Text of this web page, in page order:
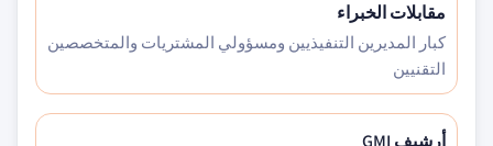
مقابلات الخبراء
كبار المديرين التنفيذيين ومسؤولي المشتريات والمتخصصين
التقنيين
أرشيف GMI